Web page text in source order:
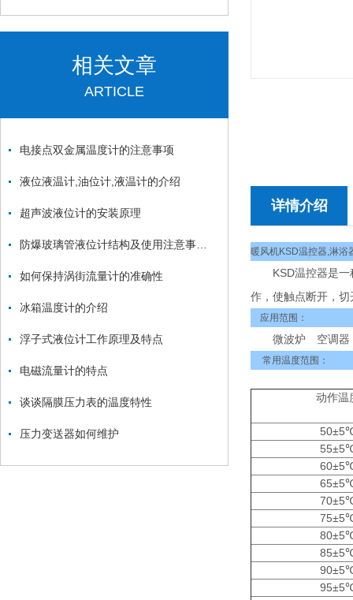
相关文章
ARTICLE
电接点双金属温度计的注意事项
液位液温计,油位计,液温计的介绍
超声波液位计的安装原理
如何保持涡街流量计的准确性
冰箱温度计的介绍
浮子式液位计工作原理及特点
电磁流量计的特点
谈谈隔膜压力表的温度特性
压力变送器如何维护
详情介绍
暖风机KSD温控器,淋浴
KSD温控器是一种
作，使触点断开，
应用范围：
微波炉 空调器
常用温度范围：
动作温